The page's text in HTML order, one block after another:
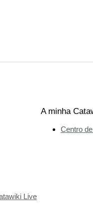
Live
A minha
Centro